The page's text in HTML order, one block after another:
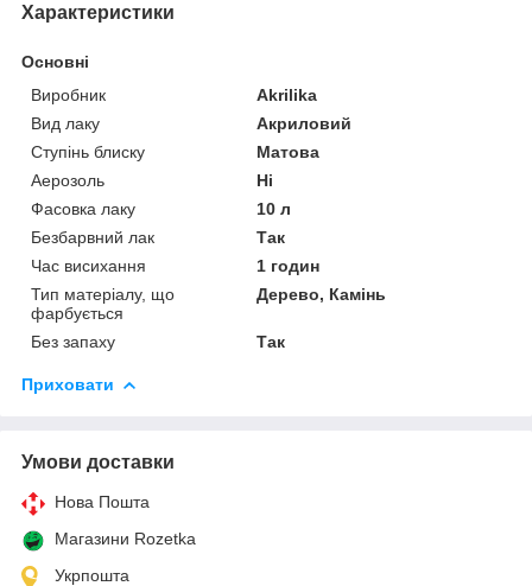
Характеристики
Основні
Виробник
Akrilika
Вид лаку
Акриловий
Ступінь блиску
Матова
Аерозоль
Ні
Фасовка лаку
10 л
Безбарвний лак
Так
Час висихання
1 годин
Тип матеріалу, що
фарбується
Дерево, Камінь
Без запаху Так
Приховати
Умови доставки
Нова Пошта
Магазини Rozetka
Укрпошта